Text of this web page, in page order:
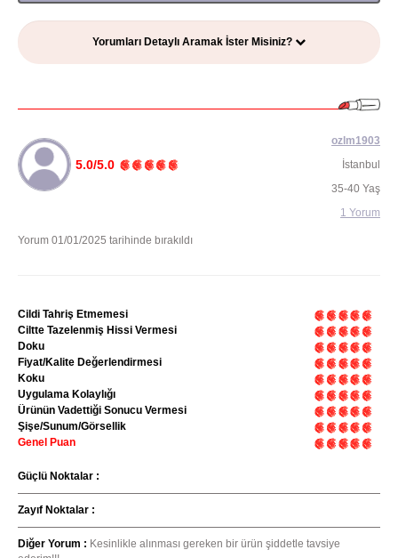
Yorumları Detaylı Aramak İster Misiniz?
5.0/5.0
Yorum 01/01/2025 tarihinde bırakıldı
ozlm1903
İstanbul
35-40 Yaş
1 Yorum
Cildi Tahriş Etmemesi
Ciltte Tazelenmiş Hissi Vermesi
Doku
Fiyat/Kalite Değerlendirmesi
Koku
Uygulama Kolaylığı
Ürünün Vadettiği Sonucu Vermesi
Şişe/Sunum/Görsellik
Genel Puan
Güçlü Noktalar :
Zayıf Noktalar :
Diğer Yorum : Kesinlikle alınması gereken bir ürün şiddetle tavsiye